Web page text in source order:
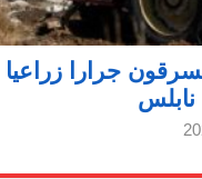
جرارا